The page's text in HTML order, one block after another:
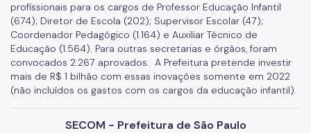
profissionais para os cargos de Professor Educação Infantil
(674); Diretor de Escola (202); Supervisor Escolar (47);
Coordenador Pedagógico (1.164) e Auxiliar Técnico de
Educação (1.564). Para outras secretarias e órgãos, foram
convocados 2.267 aprovados. A Prefeitura pretende investir
mais de R$ 1 bilhão com essas inovações somente em 2022
(não incluídos os gastos com os cargos da educação infantil).
SECOM - Prefeitura de São Paulo